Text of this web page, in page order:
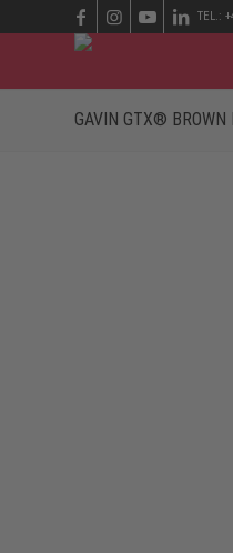
TEL.:
GAVIN GTX®